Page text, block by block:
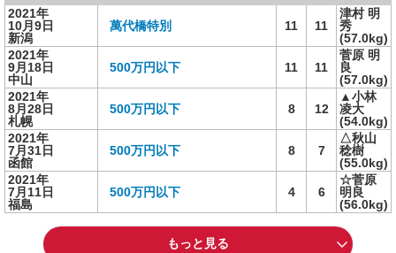
2021年
10月9日
新潟
萬代橋特別 11 11
津村 明
秀
(57.0kg)
2021年
9月18日
中山
500万円以下 11 11
菅原 明
良
(57.0kg)
2021年
8月28日
札幌
500万円以下 8 12
▲小林
凌大
(54.0kg)
2021年
7月31日
函館
500万円以下 8 7
△秋山
稔樹
(55.0kg)
2021年
7月11日
福島
500万円以下 4 6
☆菅原
明良
(56.0kg)
もっと見る